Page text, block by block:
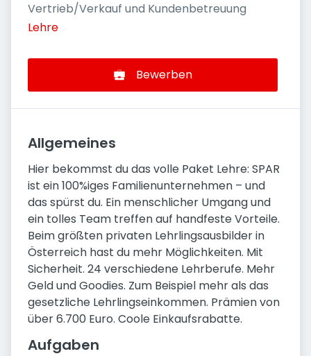
Vertrieb/Verkauf und Kundenbetreuung
Lehre
Bewerben
Allgemeines
Hier bekommst du das volle Paket Lehre: SPAR
ist ein 100%iges Familienunternehmen – und
das spürst du. Ein menschlicher Umgang und
ein tolles Team treffen auf handfeste Vorteile.
Beim größten privaten Lehrlingsausbilder in
Österreich hast du mehr Möglichkeiten. Mit
Sicherheit. 24 verschiedene Lehrberufe. Mehr
Geld und Goodies. Zum Beispiel mehr als das
gesetzliche Lehrlingseinkommen. Prämien von
über 6.700 Euro. Coole Einkaufsrabatte.
Aufgaben